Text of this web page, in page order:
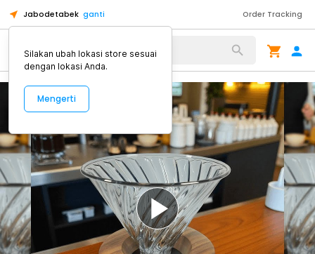
Jabodetabek ganti Order Tracking
Alat Kopi
Silakan ubah lokasi store sesuai
dengan lokasi Anda.
Mengerti